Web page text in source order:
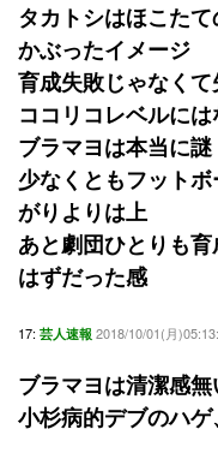
タカトシはほこた
かぶったイメージ
育成失敗じゃなく
ココリコレベルに
ブラマヨは本当に
少なくともフット
がりよりは上
あと劇団ひとりも
はずだった感
17: 芸人速報 2018/10/01(月
ブラマヨは清潔感
小杉病的デブのハ